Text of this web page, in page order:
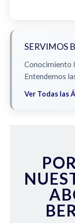
SERVIMOS
Conocimiento
Entendemos
Ver Todas las